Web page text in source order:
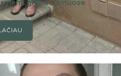
globa namuose